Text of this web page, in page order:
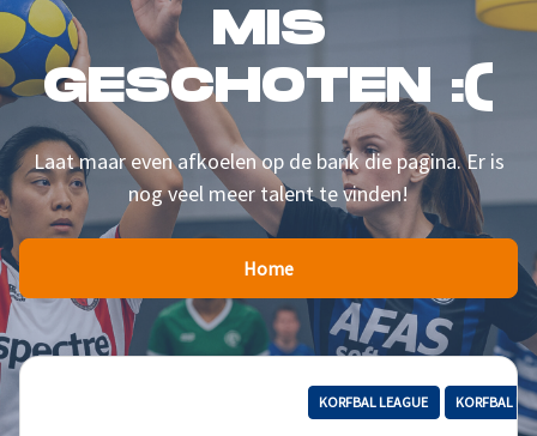
MIS
GESCHOTEN :(
Laat maar even afkoelen op de bank die pagina. Er is
nog veel meer talent te vinden!
Home
KORFBAL LEAGUE KORFBAL